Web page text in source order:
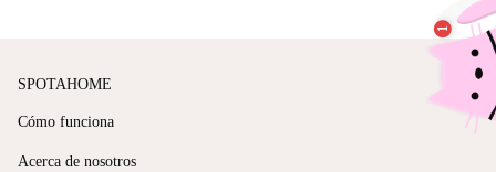
SPOTAHOME
Cómo funciona
Acerca de nosotros